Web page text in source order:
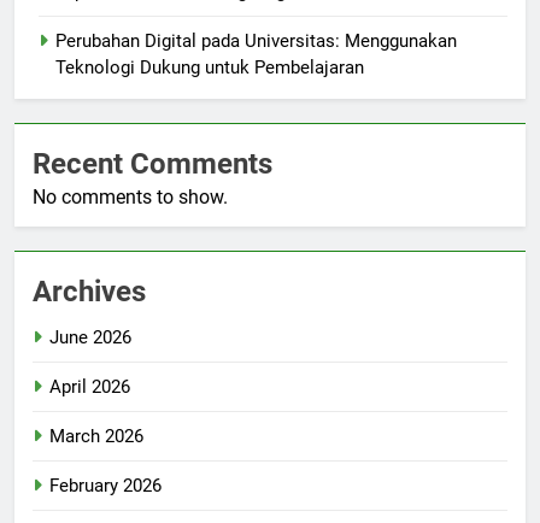
Perubahan Digital pada Universitas: Menggunakan
Teknologi Dukung untuk Pembelajaran
Recent Comments
No comments to show.
Archives
June 2026
April 2026
March 2026
February 2026